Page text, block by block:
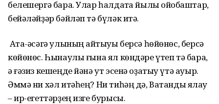
белешергә бара. Улар һалдатҡа йылы ойоҡбаштар,
бейәләйҙәр бәйләп тә бүләк итә.
Ата-әсәгә улының ҡайтыуы берсә һөйөнөс, берсә
көйөнөс. Һынаулы ғына ял көндәре үтеп тә бара,
ә ғәзиз кешеңде йәнә ут эсенә оҙатыу үтә ауыр.
Әммә ни хәл итәһең? Ни тиһәң дә, Ватанды яҡлау
– ир-егеттәрҙең изге бурысы.